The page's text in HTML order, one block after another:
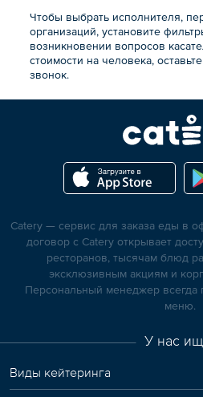
Чтобы выбрать исполнителя,
организаций, установите
возникновении вопросов
стоимости на человека,
звонок.
Catery — сервис для заказа еды в
договор с Catery открывает
ресторанов, тысячам блюд
эксклюзивным акциям и
Персональный менеджер всегда
меню.
У нас
Виды кейтеринга